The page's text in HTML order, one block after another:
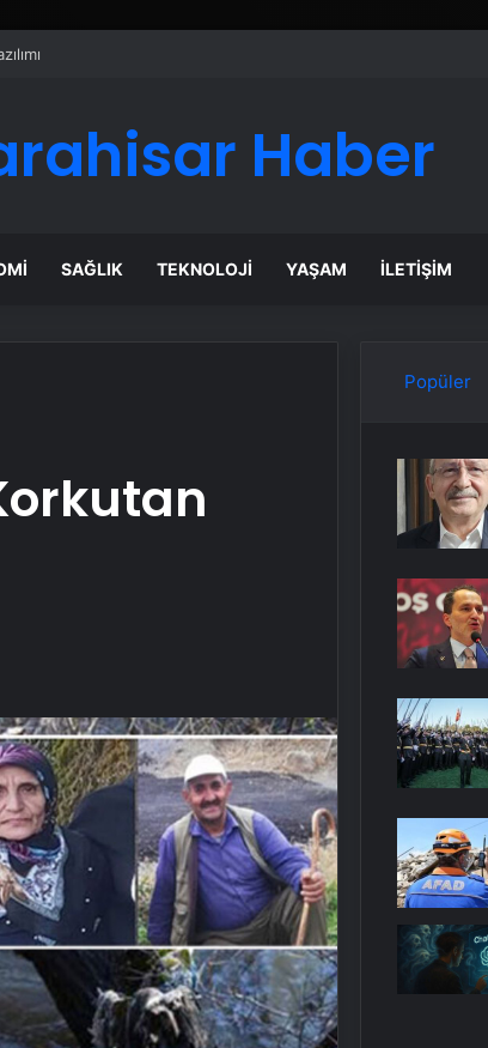
Haber
SAĞLIK TEKNOLOJI YAŞAM İLETIŞIM
Popüler